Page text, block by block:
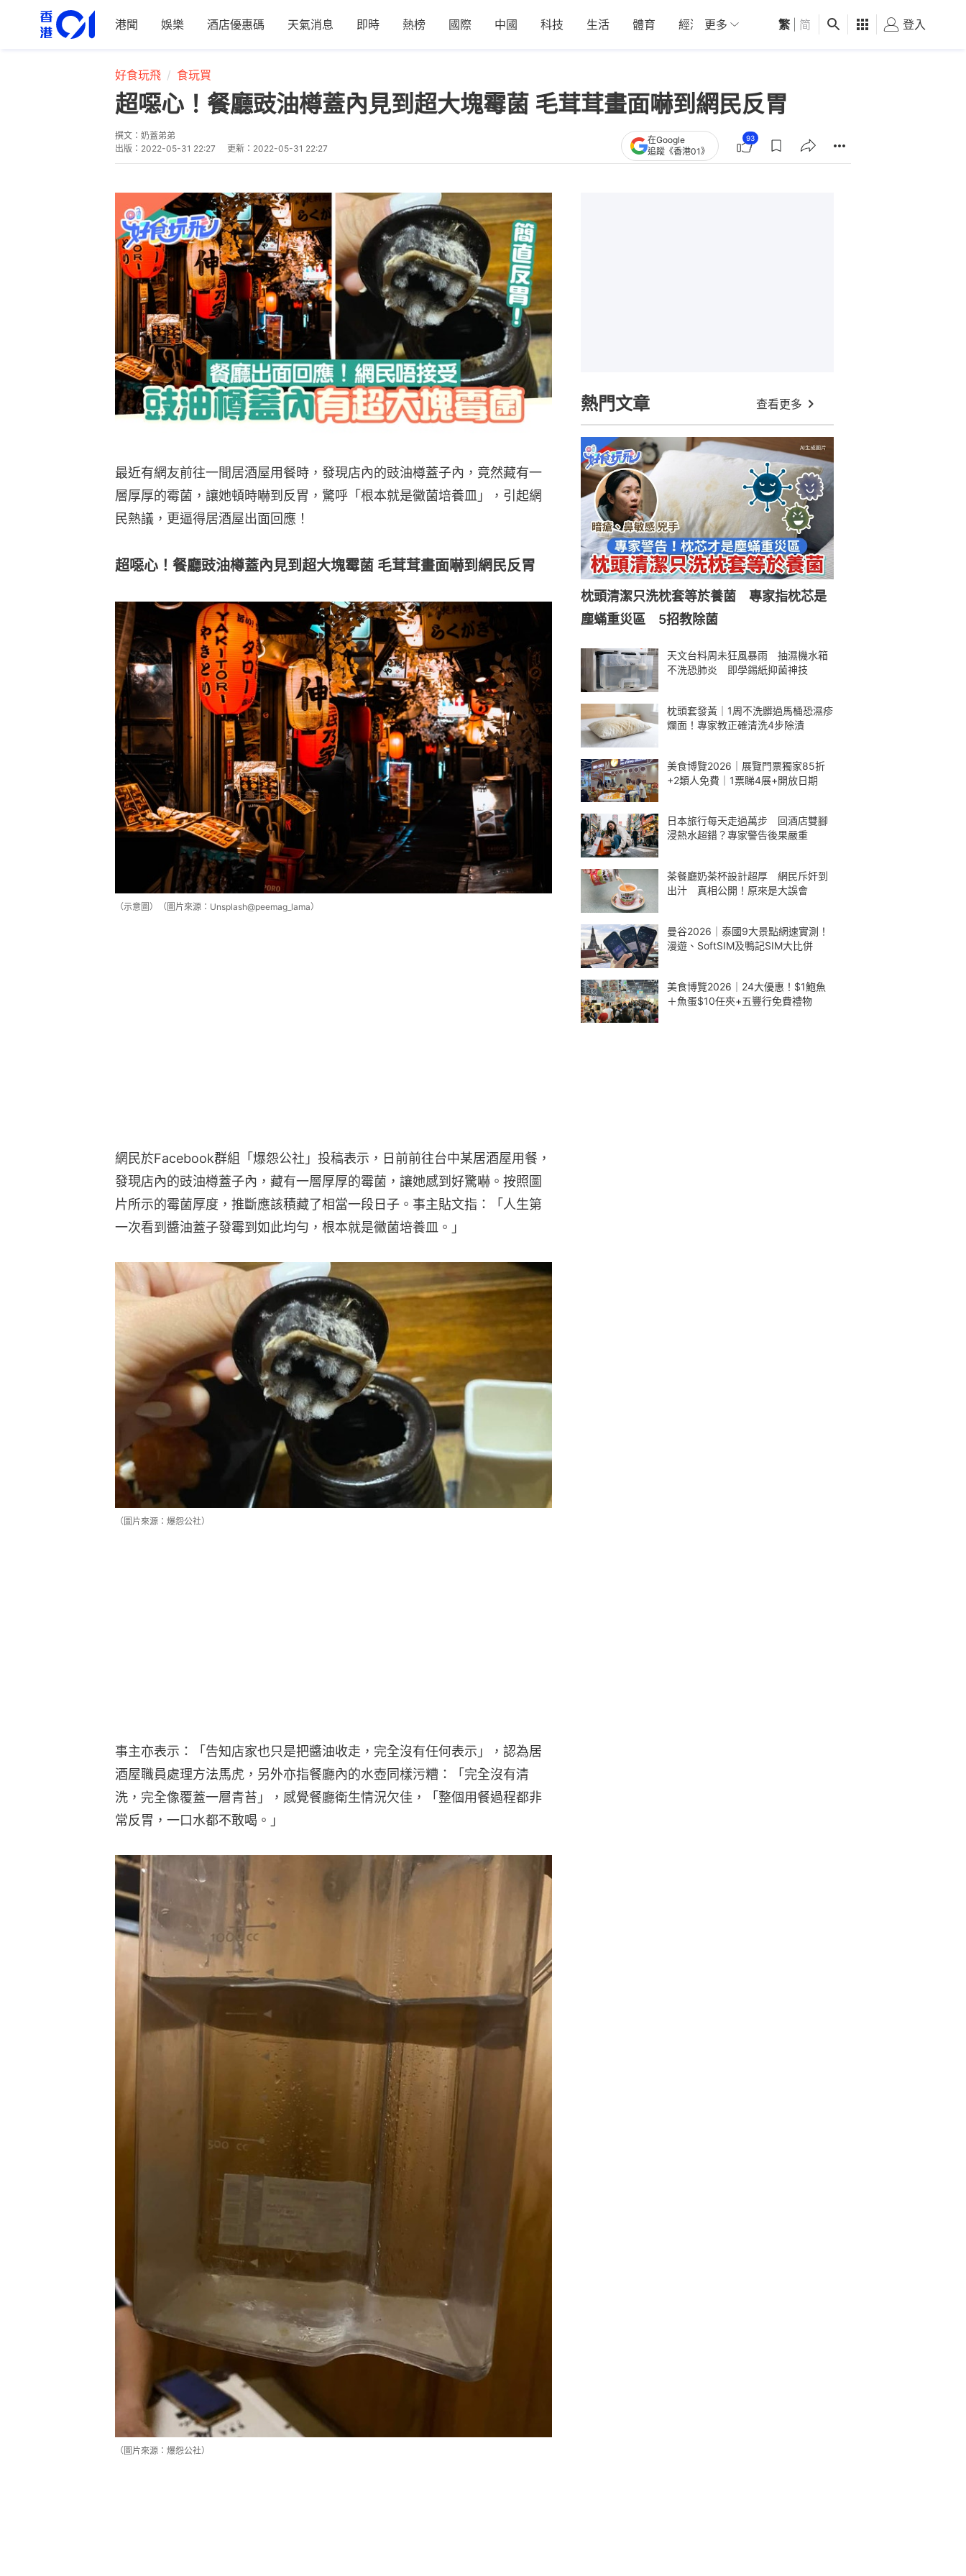
港聞 娛樂 酒店優惠碼 天氣消息 即時 熱榜 國際 中國 科技 生活 體育 經濟 01深圳 觀點 健康 好食玩飛
更多 繁 简 登入
好食玩飛 食玩買
超噁心！餐廳豉油樽蓋內見到超大塊霉菌 毛茸茸畫面嚇到網民反胃
撰文： 奶蓋弟弟
出版： 2022-05-31 22:27 更新： 2022-05-31 22:27
在Google
追蹤《香港01》
93
最近有網友前往一間居酒屋用餐時，發現店內的豉油樽蓋子內，竟然藏有一
層厚厚的霉菌，讓她頓時嚇到反胃，驚呼「根本就是黴菌培養皿」，引起網
民熱議，更逼得居酒屋出面回應！
超噁心！餐廳豉油樽蓋內見到超大塊霉菌 毛茸茸畫面嚇到網民反胃
（示意圖）（圖片來源：Unsplash@peemag_lama）
網民於Facebook群組「爆怨公社」投稿表示，日前前往台中某居酒屋用餐，
發現店內的豉油樽蓋子內，藏有一層厚厚的霉菌，讓她感到好驚嚇。按照圖
片所示的霉菌厚度，推斷應該積藏了相當一段日子。事主貼文指：「人生第
一次看到醬油蓋子發霉到如此均勻，根本就是黴菌培養皿。」
（圖片來源：爆怨公社）
事主亦表示：「告知店家也只是把醬油收走，完全沒有任何表示」，認為居
酒屋職員處理方法馬虎，另外亦指餐廳內的水壺同樣污糟：「完全沒有清
洗，完全像覆蓋一層青苔」，感覺餐廳衛生情況欠佳，「整個用餐過程都非
常反胃，一口水都不敢喝。」
（圖片來源：爆怨公社）
熱門文章 查看更多
枕頭清潔只洗枕套等於養菌 專家指枕芯是
塵蟎重災區 5招教除菌
天文台料周未狂風暴雨 抽濕機水箱
不洗恐肺炎 即學錫紙抑菌神技
枕頭套發黃｜1周不洗髒過馬桶恐濕疹
爛面！專家教正確清洗4步除漬
美食博覽2026｜展覽門票獨家85折
+2類人免費｜1票睇4展+開放日期
日本旅行每天走過萬步 回酒店雙腳
浸熱水超錯？專家警告後果嚴重
茶餐廳奶茶杯設計超厚 網民斥奸到
出汁 真相公開！原來是大誤會
曼谷2026｜泰國9大景點網速實測！
漫遊、SoftSIM及鴨記SIM大比併
美食博覽2026｜24大優惠！$1鮑魚
＋魚蛋$10任夾+五豐行免費禮物